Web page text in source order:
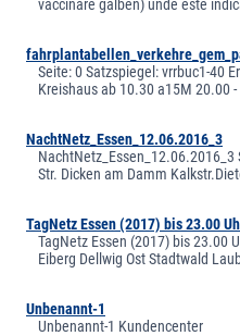
vaccinare galben) unde este
Seite: 0 Satzspiegel: vrrbuc1-40
Kreishaus ab 10.30 a15M 20.00
NachtNetz_Essen_12.06.2016_3
Str. Dicken am Damm
TagNetz Essen (2017) bis 23.00
TagNetz Essen (2017) bis 23.00
Eiberg Dellwig Ost Stadtwald
Unbenannt-1
Unbenannt-1 Kundencenter